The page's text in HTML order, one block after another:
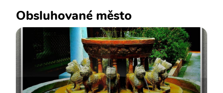
Obsluhované město